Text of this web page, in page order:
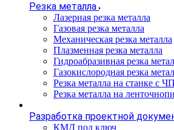
Резка металла
Лазерная резка металла
Газовая резка металла
Механическая резка металла
Плазменная резка металла
Гидроабразивная резка
Газокислородная резка
Резка металла на станке с
Резка металла на
Разработка проектной
КМД под ключ